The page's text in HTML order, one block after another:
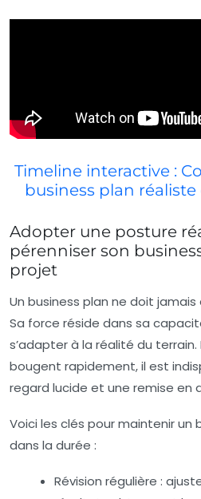
Timeline interactive :
business plan
Adopter une posture
pérenniser son
projet
Un business plan ne doit
Sa force réside dans sa
s’adapter à la réalité du terrain.
bougent rapidement, il est
regard lucide et une remise en
Voici les clés pour maintenir un
dans la durée :
Révision régulière :